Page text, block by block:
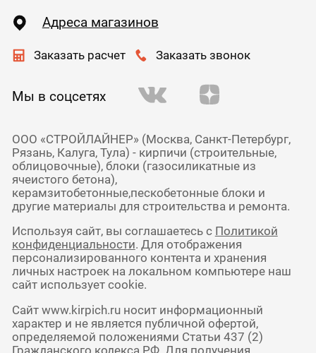
Адреса магазинов
Заказать расчет Заказать звонок
Мы в соцсетях
ООО «СТРОЙЛАЙНЕР» (Москва, Санкт-Петербург,
Рязань, Калуга, Тула) - кирпичи (строительные,
облицовочные), блоки (газосиликатные из
ячеистого бетона),
керамзитобетонные,пескобетонные блоки и
другие материалы для строительства и ремонта.
Используя сайт, вы соглашаетесь с Политикой
конфиденциальности. Для отображения
персонализированного контента и хранения
личных настроек на локальном компьютере наш
сайт использует cookie.
Сайт www.kirpich.ru носит информационный
характер и не является публичной офертой,
определяемой положениями Статьи 437 (2)